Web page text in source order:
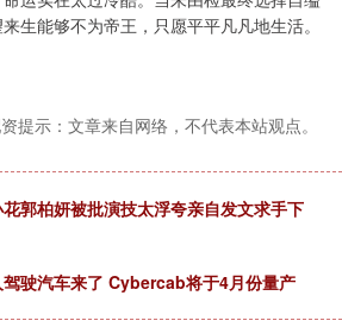
生能够不为帝王，只愿平平凡凡地生活。
提示：文章来自网络，不代表本站观点。
郭柏妍被批演技太浮夸亲自发文求手下
驶汽车来了 Cybercab将于4月份量产